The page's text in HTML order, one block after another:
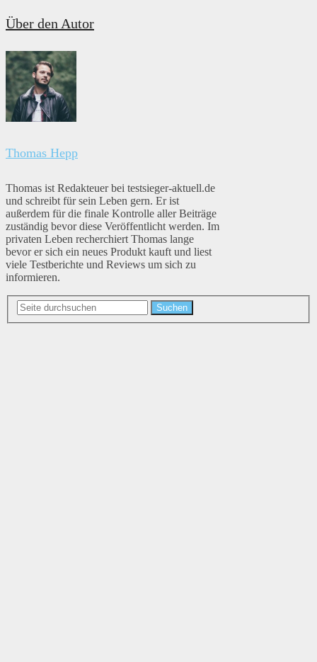
Über den Autor
Thomas Hepp
Thomas ist Redakteuer bei testsieger-aktuell.de
und schreibt für sein Leben gern. Er ist
außerdem für die finale Kontrolle aller Beiträge
zuständig bevor diese Veröffentlicht werden. Im
privaten Leben recherchiert Thomas lange
bevor er sich ein neues Produkt kauft und liest
viele Testberichte und Reviews um sich zu
informieren.
Suchen